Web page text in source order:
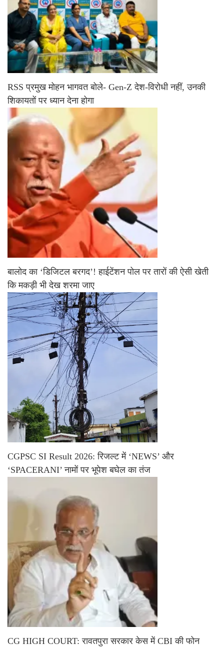
RSS प्रमुख मोहन भागवत बोले- Gen-Z देश-विरोधी नहीं, उनकी
शिकायतों पर ध्यान देना होगा
बालोद का ‘डिजिटल बरगद’! हाईटेंशन पोल पर तारों की ऐसी खेती
कि मकड़ी भी देख शरमा जाए
CGPSC SI Result 2026: रिजल्ट में ‘NEWS’ और
‘SPACERANI’ नामों पर भूपेश बघेल का तंज
CG HIGH COURT: रावतपुरा सरकार केस में CBI की फोन